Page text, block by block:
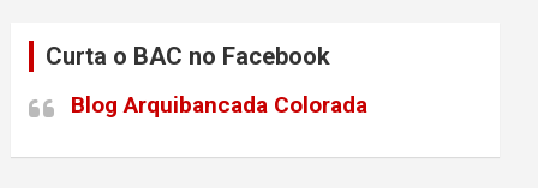
Curta o BAC no Facebook
Blog Arquibancada Colorada